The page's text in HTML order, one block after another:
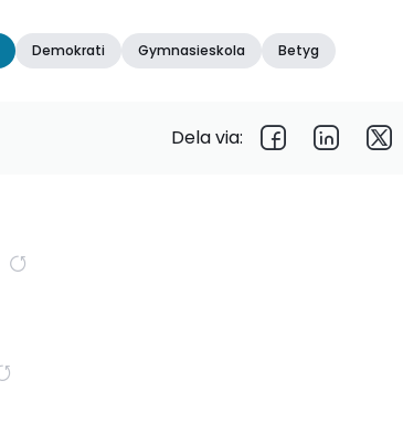
Demokrati Gymnasieskola Betyg
Dela via: